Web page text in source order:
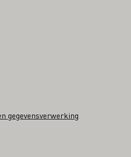
gegevensverwerking